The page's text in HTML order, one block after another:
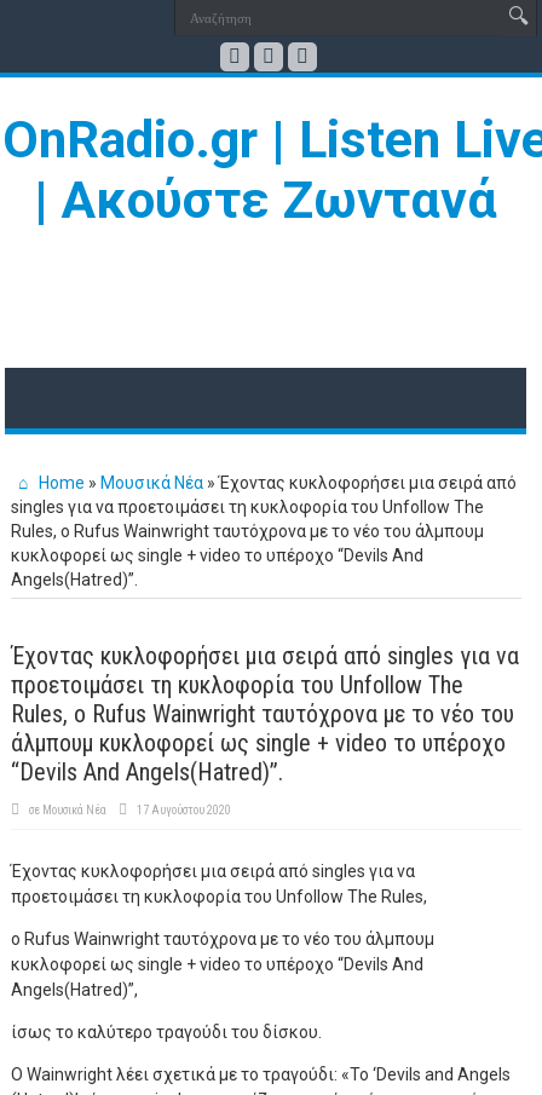
Home » Μουσικά Νέα » Έχοντας κυκλοφορήσει μια σειρά από
singles για να προετοιμάσει τη κυκλοφορία του Unfollow The
Rules, o Rufus Wainwright ταυτόχρονα με το νέο του άλμπουμ
κυκλοφορεί ως single + video το υπέροχο “Devils And
Angels(Hatred)”.
Έχοντας κυκλοφορήσει μια σειρά από singles για να
προετοιμάσει τη κυκλοφορία του Unfollow The
Rules, o Rufus Wainwright ταυτόχρονα με το νέο του
άλμπουμ κυκλοφορεί ως single + video το υπέροχο
“Devils And Angels(Hatred)”.
σε Μουσικά Νέα 17 Αυγούστου 2020
Έχοντας κυκλοφορήσει μια σειρά από singles για να
προετοιμάσει τη κυκλοφορία του Unfollow The Rules,
o Rufus Wainwright ταυτόχρονα με το νέο του άλμπουμ
κυκλοφορεί ως single + video το υπέροχο “Devils And
Angels(Hatred)”,
ίσως το καλύτερο τραγούδι του δίσκου.
Ο Wainwright λέει σχετικά με το τραγούδι: «Το ‘Devils and Angels